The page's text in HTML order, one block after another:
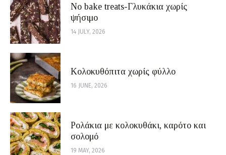
No bake treats-Γλυκάκια χωρίς
ψήσιμο
14 JULY, 2026
Κολοκυθόπιτα χωρίς φύλλο
16 JUNE, 2026
Ρολάκια με κολοκυθάκι, καρότο και
σολομό
19 MAY, 2026